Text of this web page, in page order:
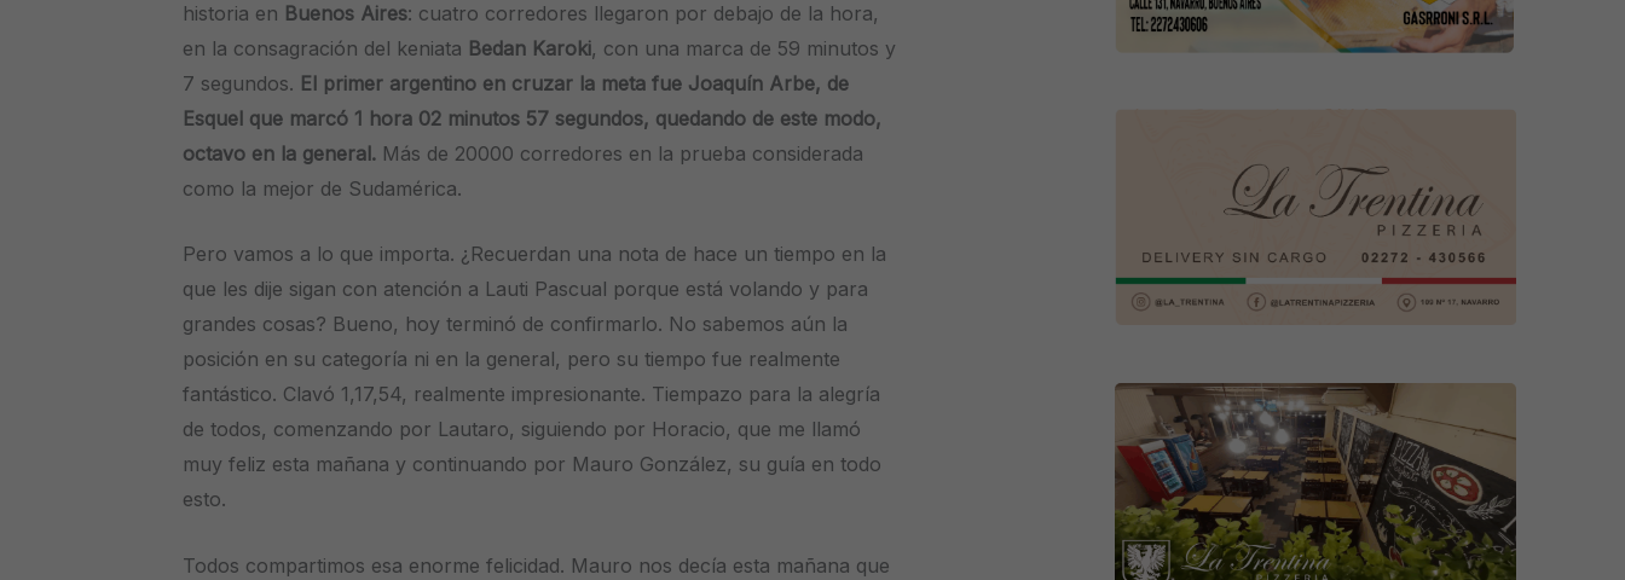
historia en Buenos Aires: cuatro corredores llegaron por debajo de la hora,
en la consagración del keniata Bedan Karoki, con una marca de 59 minutos y
7 segundos. El primer argentino en cruzar la meta fue Joaquín Arbe, de
Esquel que marcó 1 hora 02 minutos 57 segundos, quedando de este modo,
octavo en la general. Más de 20000 corredores en la prueba considerada
como la mejor de Sudamérica.
Pero vamos a lo que importa. ¿Recuerdan una nota de hace un tiempo en la
que les dije sigan con atención a Lauti Pascual porque está volando y para
grandes cosas? Bueno, hoy terminó de confirmarlo. No sabemos aún la
posición en su categoría ni en la general, pero su tiempo fue realmente
fantástico. Clavó 1,17,54, realmente impresionante. Tiempazo para la alegría
de todos, comenzando por Lautaro, siguiendo por Horacio, que me llamó
muy feliz esta mañana y continuando por Mauro González, su guía en todo
esto.
Todos compartimos esa enorme felicidad. Mauro nos decía esta mañana que